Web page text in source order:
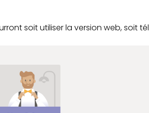
soit utiliser la version web, soit